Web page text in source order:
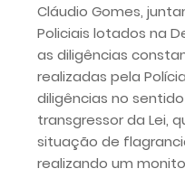
Cláudio Gomes,
Policiais lotados na
as diligências
realizadas pela
diligências no
transgressor da Lei,
situação de
realizando um